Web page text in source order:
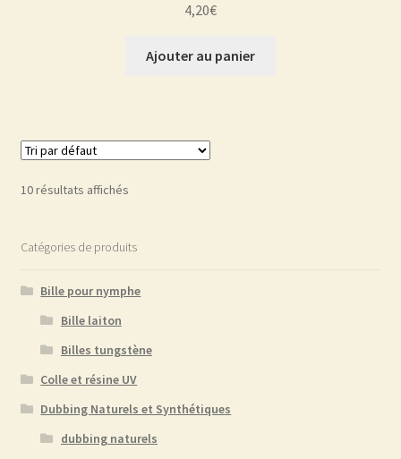
4,20€
Ajouter au panier
10 résultats affichés
Catégories de produits
Bille pour nymphe
Bille laiton
Billes tungstène
Colle et résine UV
Dubbing Naturels et Synthétiques
dubbing naturels